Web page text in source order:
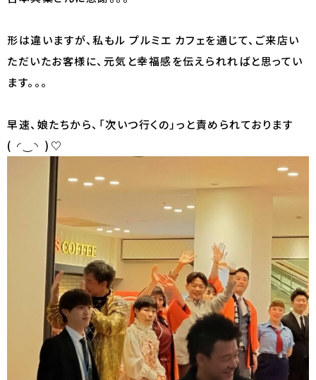
形は違いますが、私もル プルミエ カフェを通じて、ご来店い
ただいたお客様に、元気と幸福感を伝えられればと思ってい
ます。。。
早速、娘たちから、「次いつ行くの」っと責められております
(⁠ ⁠◜⁠‿⁠◝⁠ ⁠)⁠♡